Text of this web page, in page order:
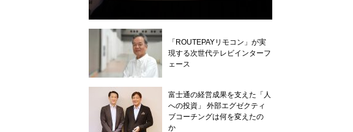
「ROUTEPAYリモコン」が実
現する次世代テレビインターフ
ェース
富士通の経営成果を支えた「人
への投資」 外部エグゼクティ
ブコーチングは何を変えたの
か